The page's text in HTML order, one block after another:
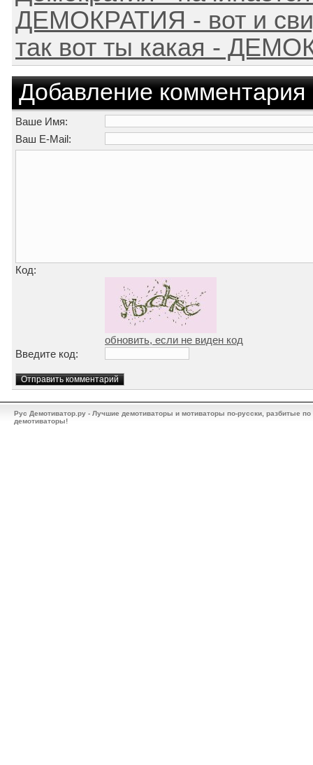
ДЕМОКРАТИЯ - вот и
так вот ты какая -
Добавление комментария
Ваше Имя:
Ваш E-Mail:
Код:
обновить, если не виден код
Введите код:
Рус Демотиватор.ру - Лучшие демотиваторы и мотиваторы по-русски, разбитые
демотиваторы!